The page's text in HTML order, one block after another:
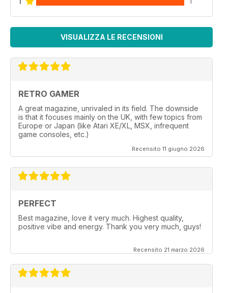
VISUALIZZA LE RECENSIONI
RETRO GAMER
A great magazine, unrivaled in its field. The downside
is that it focuses mainly on the UK, with few topics from
Europe or Japan (like Atari XE/XL, MSX, infrequent
game consoles, etc.)
Recensito 11 giugno 2026
PERFECT
Best magazine, love it very much. Highest quality,
positive vibe and energy. Thank you very much, guys!
Recensito 21 marzo 2026